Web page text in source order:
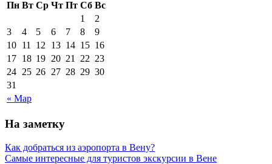
Пн Вт Ср Чт Пт Сб Вс
« Мар
1
2
3
4 5 6 7 8
9
10 11 12 13 14 15 16
17 18 19 20 21 22 23
24 25 26 27 28 29 30
31
На заметку
Как добраться из аэропорта в Вену?
Самые интересные для туристов экскурсии в Вене